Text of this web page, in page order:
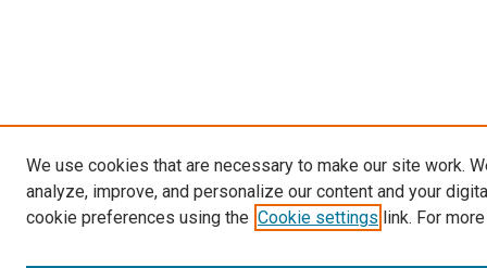
We use cookies that are necessary to make our site work.
analyze, improve, and personalize our content and your
cookie preferences using the Cookie settings link. For